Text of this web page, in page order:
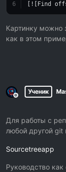
[![Find
Картинку можно
как в этом
Не в сети
Ученик
Для работы с
любой другой git
Sourcetreeapp
Руководство